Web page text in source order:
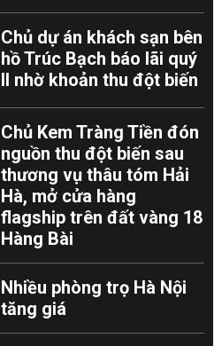
Chủ dự án khách sạn bên
hồ Trúc Bạch báo lãi quý
II nhờ khoản thu đột biến
Chủ Kem Tràng Tiền đón
nguồn thu đột biến sau
thương vụ thâu tóm Hải
Hà, mở cửa hàng
flagship trên đất vàng 18
Hàng Bài
Nhiều phòng trọ Hà Nội
tăng giá